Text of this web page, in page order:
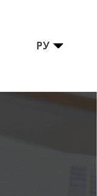
РУ